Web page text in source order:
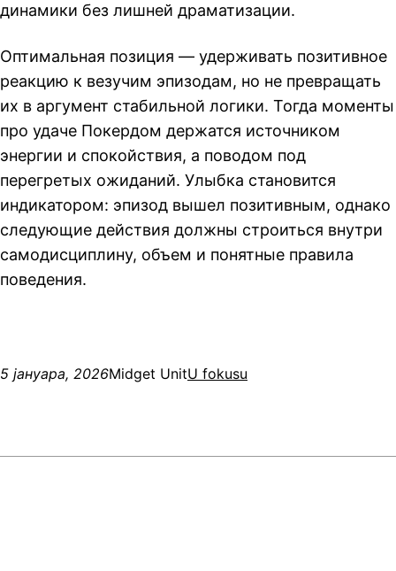
динамики без лишней драматизации.
Оптимальная позиция — удерживать позитивное
реакцию к везучим эпизодам, но не превращать
их в аргумент стабильной логики. Тогда моменты
про удаче Покердом держатся источником
энергии и спокойствия, а поводом под
перегретых ожиданий. Улыбка становится
индикатором: эпизод вышел позитивным, однако
следующие действия должны строиться внутри
самодисциплину, объем и понятные правила
поведения.
5 јануара, 2026Midget UnitU fokusu